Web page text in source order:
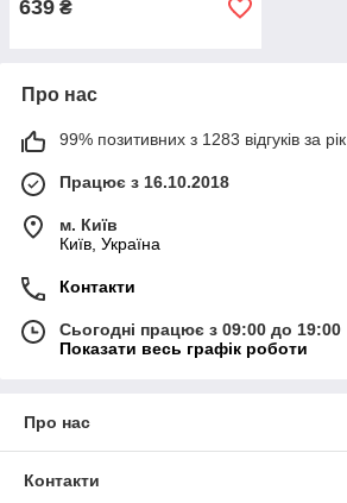
639 ₴
Про нас
99% позитивних з 1283 відгуків за рік
Працює з 16.10.2018
м. Київ
Київ, Україна
Контакти
Сьогодні працює з 09:00 до 19:00
Показати весь графік роботи
Про нас
Контакти